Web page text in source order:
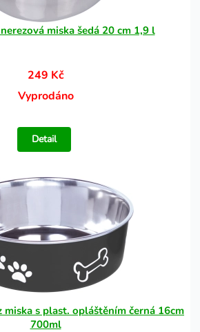
miska šedá 20 cm 1,9 l
249 Kč
Vyprodáno
Detail
miska s plast. opláštěním černá 16cm
700ml